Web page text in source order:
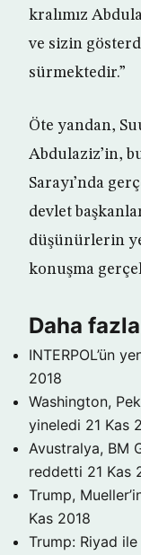
kralımız
ve sizin
sürmektedir.”
Öte yandan,
Abdulaziz’in,
Sarayı’nda
devlet
düşünürlerin
konuşma
Daha
INTERPOL’ün
2018
Washington,
yineledi 21 Kas
Avustralya, BM
reddetti 21 Kas
Trump,
Kas 2018
Trump: Riyad